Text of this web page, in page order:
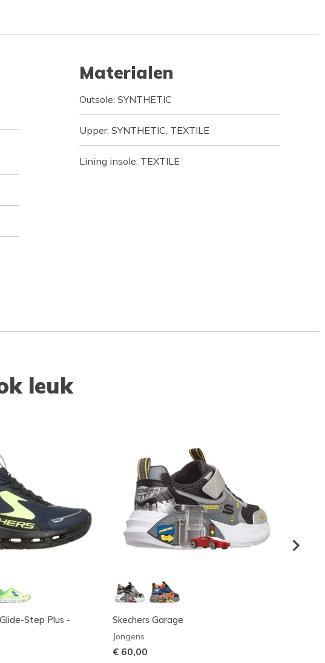
Materialen
Outsole: SYNTHETIC
Upper: SYNTHETIC, TEXTILE
Lining insole: TEXTILE
leuk
Step Plus -
Skechers Garage
Jongens
€ 60,00